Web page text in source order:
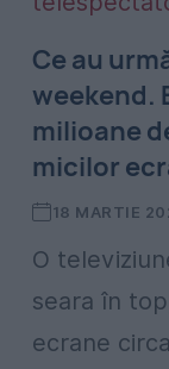
Ce au
weekend.
milioane
micilor
18 MARTIE
O
seara în
ecrane